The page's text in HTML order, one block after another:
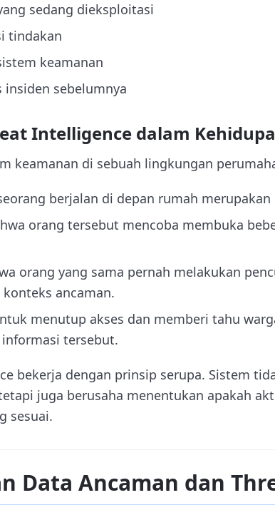
sedang dieksploitasi
tindakan
keamanan
insiden sebelumnya
Intelligence dalam
keamanan di sebuah lingkungan
berjalan di depan rumah merupakan
orang tersebut mencoba membuka
orang yang sama pernah melakukan
ancaman.
menutup akses dan memberi tahu
tersebut.
bekerja dengan prinsip serupa. Sistem
juga berusaha menentukan apakah
sesuai.
Data Ancaman dan